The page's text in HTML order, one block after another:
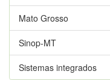
Mato Grosso
Sinop-MT
Sistemas integrados